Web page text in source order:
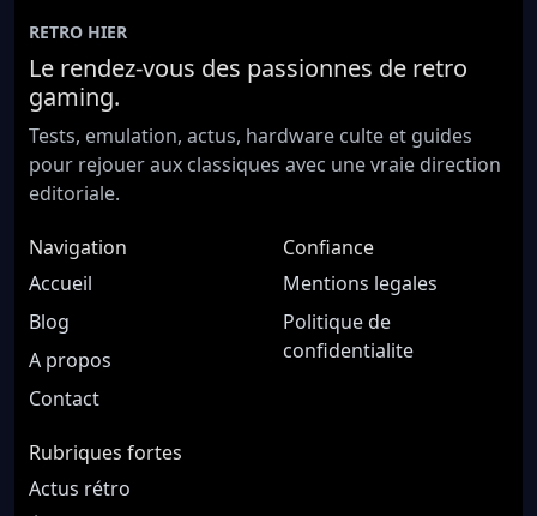
RETRO HIER
Le rendez-vous des passionnes de retro
gaming.
Tests, emulation, actus, hardware culte et guides
pour rejouer aux classiques avec une vraie direction
editoriale.
Navigation
Accueil
Blog
A propos
Contact
Confiance
Mentions legales
Politique de
confidentialite
Rubriques fortes
Actus rétro